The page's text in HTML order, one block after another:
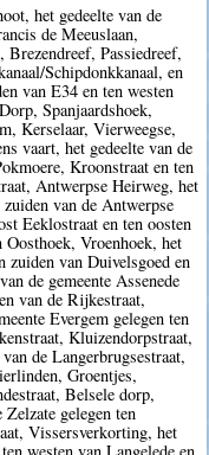
het gedeelte van de
de Meeuslaan,
Passiedreef,
Schipdonkkanaal, en
van E34 en ten westen
Spanjaardshoek,
Kerselaar, Vierweegse,
vaart, het gedeelte van de
Kroonstraat en ten
Antwerpse Heirweg, het
van de Antwerpse
Eeklostraat en ten oosten
Vroenhoek, het
zuiden van Duivelsgoed en
de gemeente Assenede
van de Rijkestraat,
Evergem gelegen ten
Kluizendorpstraat,
de Langerbrugsestraat,
Groentjes,
Belsele dorp,
Zelzate gelegen ten
Vissersverkorting, het